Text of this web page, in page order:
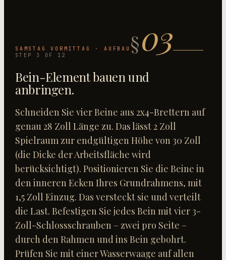
SAMSTAG VORMITTAG · AUFBAU §03
STEP 3 OF 12
Bein-Element bauen und
anbringen.
Schneiden Sie vier Beine aus 2x4-Brettern auf
genau 28 Zoll Länge zu. Das lässt 2 Zoll
Spielraum zur endgültigen Höhe von 30 Zoll
(die Dicke der Arbeitsfläche wird
berücksichtigt). Positionieren Sie die Beine in
den inneren Ecken Ihres Grundrahmens, mit
1,5 Zoll Einzug. Das versteckt sie und verteilt
die Last. Befestigen Sie jedes Bein mit vier 3-
Zoll-Schlossschrauben – zwei pro Seite –
durch den Rahmen und ins Bein gebohrt.
Prüfen Sie mit einer Wasserwaage auf allen